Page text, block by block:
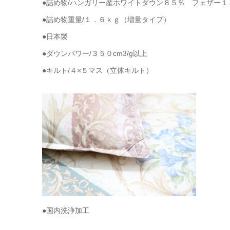
●詰め物/ハンガリー産ホワイトダウン８５％ フェザー１
●詰め物重量/１．６ｋｇ（増量タイプ）
●日本製
●ダウンパワー/３５０cm3/g以上
●キルト/４×５マス（立体キルト）
●国内洗浄加工